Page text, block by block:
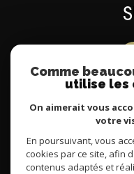
Comme
utilise les
On aimerait vous
votre
En poursuivant, vous
cookies par ce site, afin
contenus adaptés et